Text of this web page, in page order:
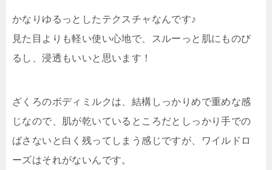
かなりゆるっとしたテクスチャなんです♪
見た目よりも軽い使い心地で、スルーっと肌にものび
るし、浸透もいいと思います！
ざくろのボディミルクは、結構しっかりめで重めな感
じなので、肌が乾いているところだとしっかり手での
ばさないと白く残ってしまう感じですが、ワイルドロ
ーズはそれがないんです。